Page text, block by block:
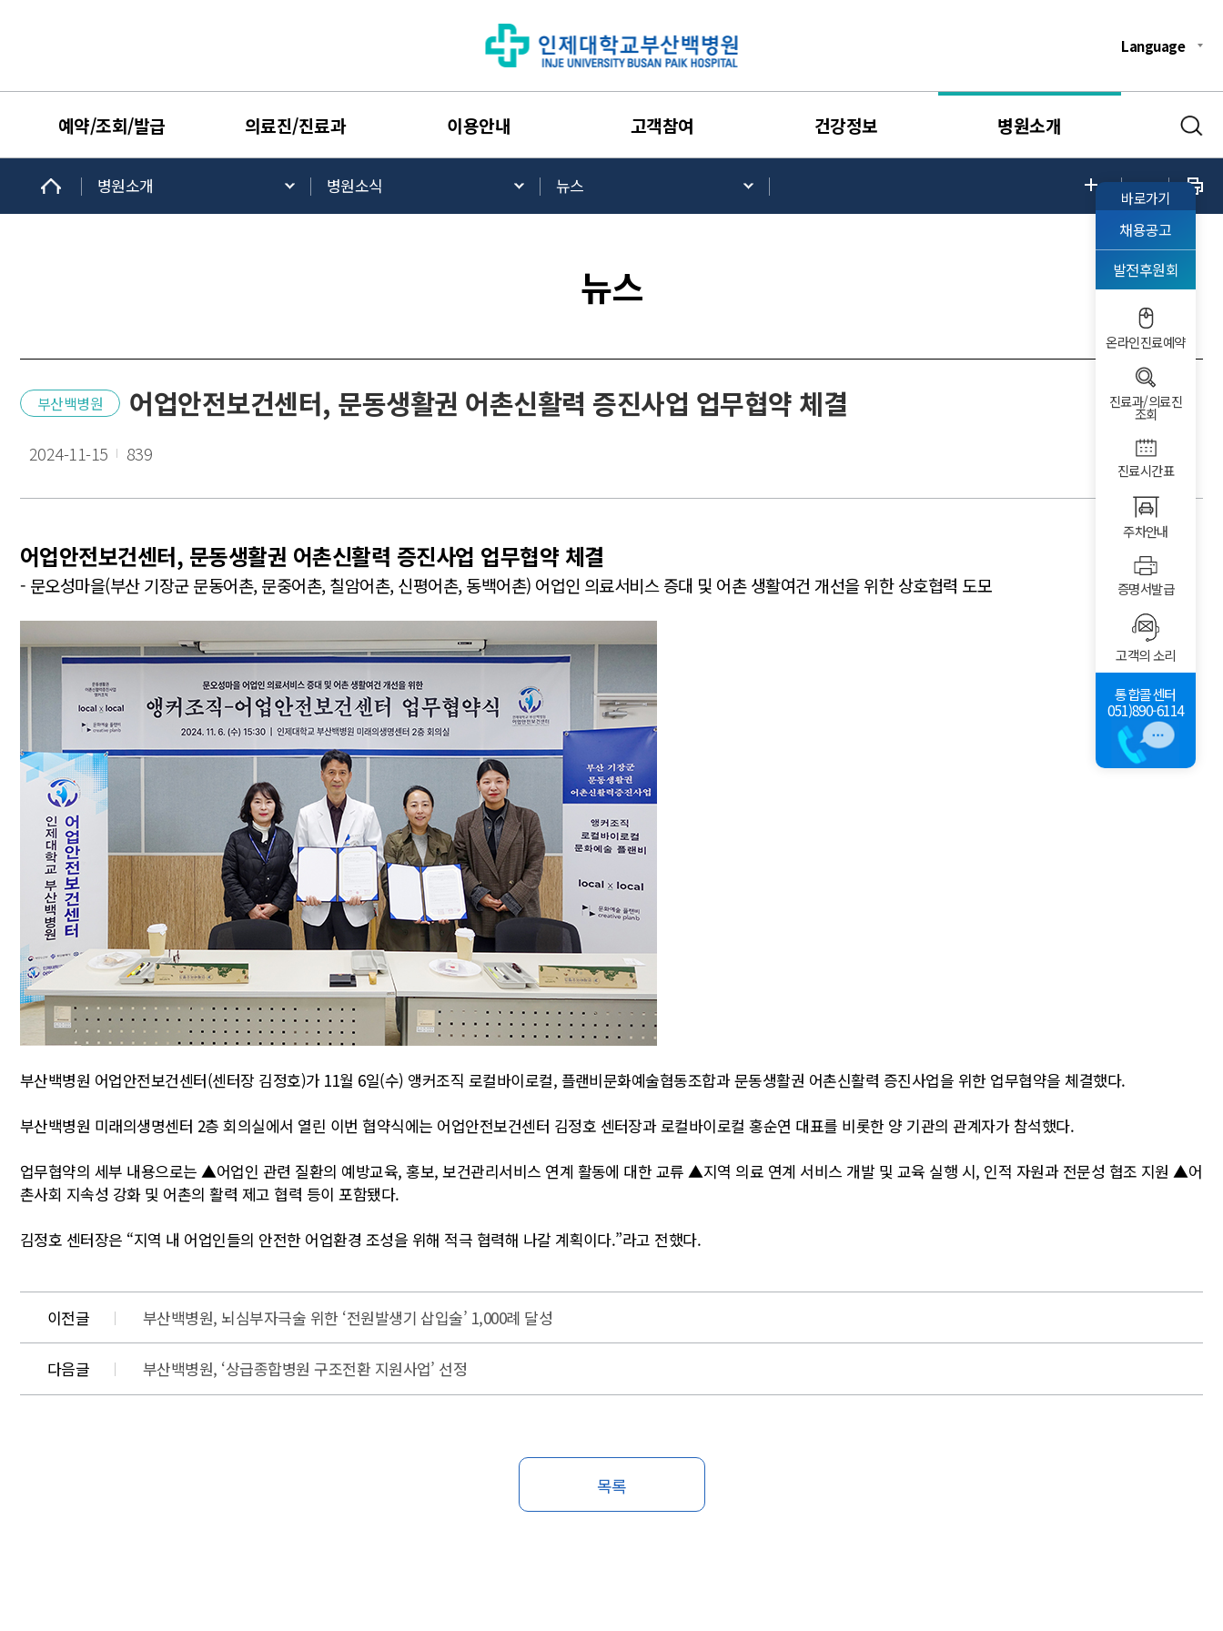
Language
예약/조회/발급 의료진/진료과 이용안내 고객참여 건강정보 병원소개
병원소개 병원소식 뉴스
뉴스
부산백병원 어업안전보건센터, 문동생활권 어촌신활력 증진사업 업무협약 체결
2024-11-15 839
어업안전보건센터, 문동생활권 어촌신활력 증진사업 업무협약 체결
- 문오성마을(부산 기장군 문동어촌, 문중어촌, 칠암어촌, 신평어촌, 동백어촌) 어업인 의료서비스 증대 및 어촌 생활여건 개선을 위한 상호협력 도모
부산백병원 어업안전보건센터(센터장 김정호)가 11월 6일(수) 앵커조직 로컬바이로컬, 플랜비문화예술협동조합과 문동생활권 어촌신활력 증진사업을 위한 업무협약을 체결했다.
부산백병원 미래의생명센터 2층 회의실에서 열린 이번 협약식에는 어업안전보건센터 김정호 센터장과 로컬바이로컬 홍순연 대표를 비롯한 양 기관의 관계자가 참석했다.
업무협약의 세부 내용으로는 ▲어업인 관련 질환의 예방교육, 홍보, 보건관리서비스 연계 활동에 대한 교류 ▲지역 의료 연계 서비스 개발 및 교육 실행 시, 인적 자원과 전문성 협조 지원 ▲어
촌사회 지속성 강화 및 어촌의 활력 제고 협력 등이 포함됐다.
김정호 센터장은 “지역 내 어업인들의 안전한 어업환경 조성을 위해 적극 협력해 나갈 계획이다.”라고 전했다.
이전글 부산백병원, 뇌심부자극술 위한 ‘전원발생기 삽입술’ 1,000례 달성
다음글 부산백병원, ‘상급종합병원 구조전환 지원사업’ 선정
목록
바로가기
채용공고
발전후원회
온라인진료예약
진료과/의료진
조회
진료시간표
주차안내
증명서발급
고객의 소리
통합콜센터
051)890-6114